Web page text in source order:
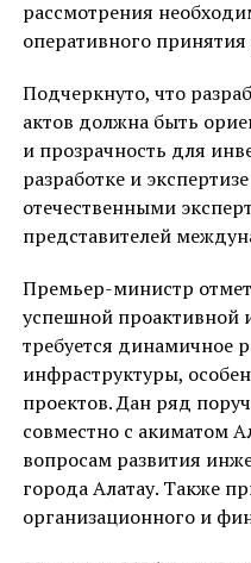
рассмотрения
оперативного
Подчеркнуто, что
актов должна быть
и прозрачность для
разработке и
отечественными
представителей
Премьер-министр
успешной проактивной
требуется динамичное
инфраструктуры,
проектов. Дан ряд
совместно с акиматом
вопросам развития
города Алатау. Также
организационного и